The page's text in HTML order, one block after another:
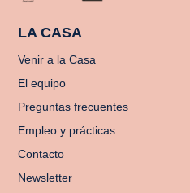
LA CASA
Venir a la Casa
El equipo
Preguntas frecuentes
Empleo y prácticas
Contacto
Newsletter